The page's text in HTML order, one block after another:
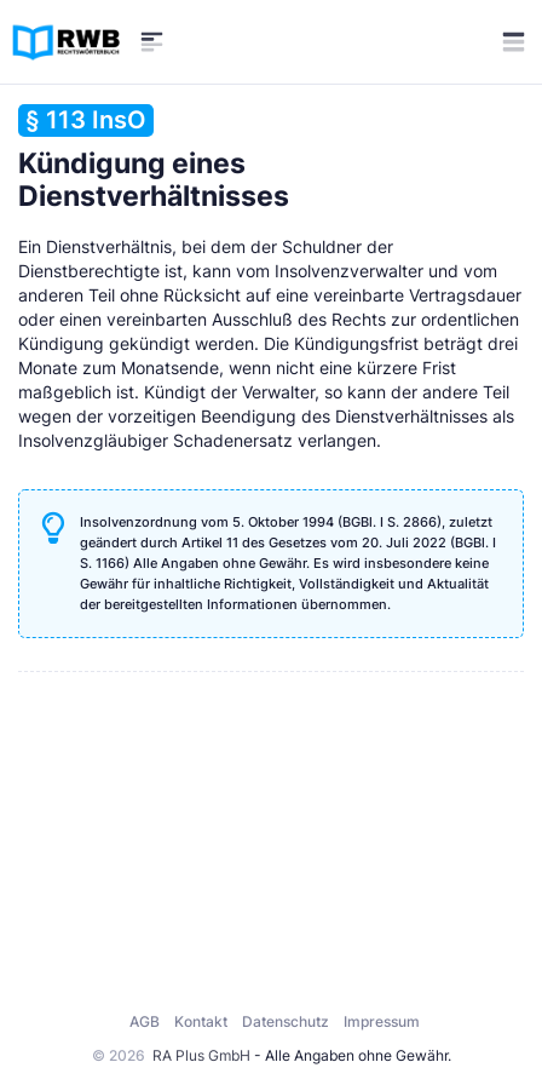
§ 113 InsO
Kündigung eines
Dienstverhältnisses
Ein Dienstverhältnis, bei dem der Schuldner der
Dienstberechtigte ist, kann vom Insolvenzverwalter und vom
anderen Teil ohne Rücksicht auf eine vereinbarte Vertragsdauer
oder einen vereinbarten Ausschluß des Rechts zur ordentlichen
Kündigung gekündigt werden. Die Kündigungsfrist beträgt drei
Monate zum Monatsende, wenn nicht eine kürzere Frist
maßgeblich ist. Kündigt der Verwalter, so kann der andere Teil
wegen der vorzeitigen Beendigung des Dienstverhältnisses als
Insolvenzgläubiger Schadenersatz verlangen.
Insolvenzordnung vom 5. Oktober 1994 (BGBl. I S. 2866), zuletzt
geändert durch Artikel 11 des Gesetzes vom 20. Juli 2022 (BGBl. I
S. 1166) Alle Angaben ohne Gewähr. Es wird insbesondere keine
Gewähr für inhaltliche Richtigkeit, Vollständigkeit und Aktualität
der bereitgestellten Informationen übernommen.
© 2026 RA Plus GmbH - Alle Angaben ohne Gewähr.
AGB Kontakt Datenschutz Impressum